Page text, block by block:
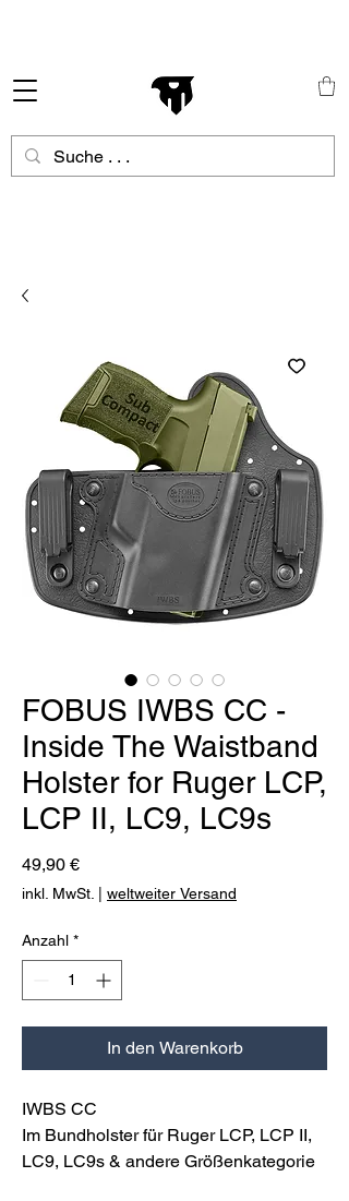
FOBUS IWBS CC -
Inside The Waistband
Holster for Ruger LCP,
LCP II, LC9, LC9s
49,90 €Preis
inkl. MwSt. weltweiter Versand
Anzahl *
In den Warenkorb
IWBS CC
Im Bundholster für Ruger LCP, LCP II,
LC9, LC9s & andere Größenkategorie